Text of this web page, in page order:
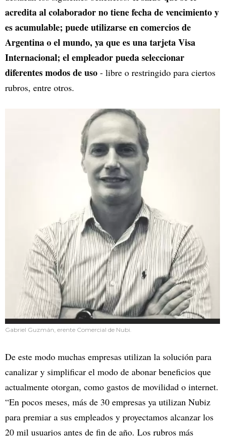
acredita al colaborador no tiene fecha de vencimiento y
es acumulable; puede utilizarse en comercios de
Argentina o el mundo, ya que es una tarjeta Visa
Internacional; el empleador pueda seleccionar
diferentes modos de uso - libre o restringido para ciertos
rubros, entre otros.
Gabriel Guzmán, erente Comercial de Nubi.
De este modo muchas empresas utilizan la solución para
canalizar y simplificar el modo de abonar beneficios que
actualmente otorgan, como gastos de movilidad o internet.
“En pocos meses, más de 30 empresas ya utilizan Nubiz
para premiar a sus empleados y proyectamos alcanzar los
20 mil usuarios antes de fin de año. Los rubros más